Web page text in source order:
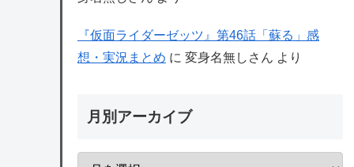
『仮面ライダーゼッツ』第46話「蘇る」感
想・実況まとめ に 変身名無しさん より
月別アーカイブ